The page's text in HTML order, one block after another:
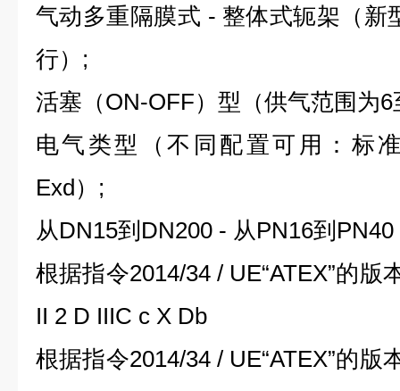
气动多重隔膜式 - 整体式轭架（新
行）;
活塞（ON-OFF）型（供气范围为6
电气类型（不同配置可用：标
Exd）;
从DN15到DN200 - 从PN16到PN40
根据指令2014/34 / UE“ATEX”的版
II 2 D IIIC c X Db
根据指令2014/34 / UE“ATEX”的版